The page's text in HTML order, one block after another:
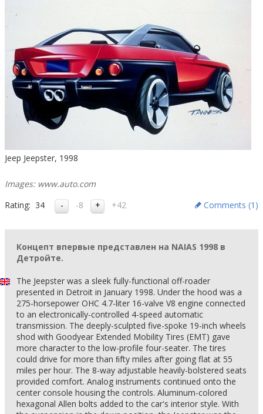
Jeep Jeepster, 1998
Images: www.auto.com
Rating: 34 -8 +42 Comments (1 )
Концепт впервые представлен на NAIAS 1998 в
Детройте.
The Jeepster was a sleek fully-functional off-roader
presented in Detroit in January 1998. Under the hood was a
275-horsepower OHC 4.7-liter 16-valve V8 engine connected
to an electronically-controlled 4-speed automatic
transmission. The deeply-sculpted five-spoke 19-inch wheels
shod with Goodyear Extended Mobility Tires (EMT) gave
more character to the low-profile four-seater. The tires
could drive for more than ﬁfty miles after going flat at 55
miles per hour. The 8-way adjustable heavily-bolstered seats
provided comfort. Analog instruments continued onto the
center console housing the controls. Aluminum-colored
hexagonal Allen bolts added to the car's interior style. With